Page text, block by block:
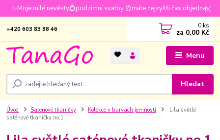
✨Moje milé nevěsty💍podzimní svatby ⏰máte nejvyšší čas objednat
Menu
Hledat
+420 603 83 88 46 0 ks
za 0,00 Kč
Úvod Saténové tkaničky Kolekce v barvách jemnosti
Lila světlé
saténové tkaničky no.1